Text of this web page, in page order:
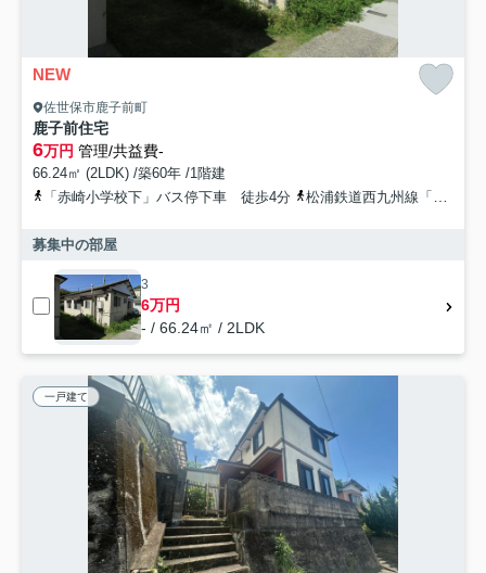
NEW
佐世保市鹿子前町
鹿子前住宅
6万円 管理/共益費-
66.24㎡ (2LDK) /築60年 /1階建
「赤崎小学校下」バス停下車 徒歩4分
松浦鉄道西九州線「大学」駅 徒歩53分
募集中の部屋
3
6万円
- / 66.24㎡ / 2LDK
一戸建て